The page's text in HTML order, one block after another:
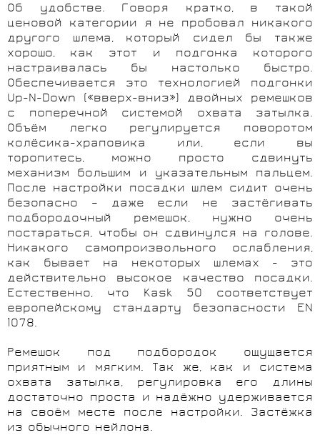
Об удобстве. Говоря кратко, в такой
ценовой категории я не пробовал никакого
другого шлема, который сидел бы также
хорошо, как этот и подгонка которого
настраивалась бы настолько быстро.
Обеспечивается это технологией подгонки
Up-N-Down («вверх-вниз») двойных ремешков
с поперечной системой охвата затылка.
Объём легко регулируется поворотом
колёсика-храповика или, если вы
торопитесь, можно просто сдвинуть
механизм большим и указательным пальцем.
После настройки посадки шлем сидит очень
безопасно – даже если не застёгивать
подбородочный ремешок, нужно очень
постараться, чтобы он сдвинулся на голове.
Никакого самопроизвольного ослабления,
как бывает на некоторых шлемах - это
действительно высокое качество посадки.
Естественно, что Kask 50 соответствует
европейскому стандарту безопасности EN
1078.
Ремешок под подбородок ощущается
приятным и мягким. Так же, как и система
охвата затылка, регулировка его длины
достаточно проста и надёжно удерживается
на своём месте после настройки. Застёжка
из обычного нейлона.